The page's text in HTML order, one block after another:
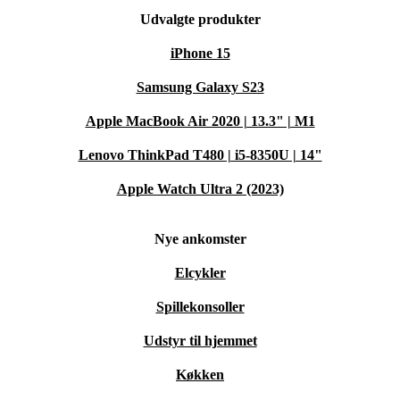
Udvalgte produkter
iPhone 15
Samsung Galaxy S23
Apple MacBook Air 2020 | 13.3" | M1
Lenovo ThinkPad T480 | i5-8350U | 14"
Apple Watch Ultra 2 (2023)
Nye ankomster
Elcykler
Spillekonsoller
Udstyr til hjemmet
Køkken